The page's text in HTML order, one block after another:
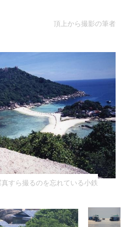
すら撮るのを忘れている小鉄
頂上から撮影の筆者